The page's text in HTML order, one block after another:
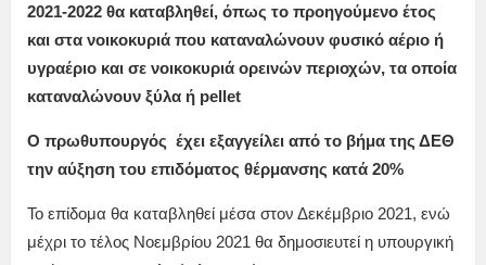
2021-2022 θα καταβληθεί, όπως το προηγούμενο έτος
και στα νοικοκυριά που καταναλώνουν φυσικό αέριο ή
υγραέριο και σε νοικοκυριά ορεινών περιοχών, τα οποία
καταναλώνουν ξύλα ή pellet
Ο πρωθυπουργός έχει εξαγγείλει από το βήμα της ΔΕΘ
την αύξηση του επιδόματος θέρμανσης κατά 20%
Το επίδομα θα καταβληθεί μέσα στον Δεκέμβριο 2021, ενώ
μέχρι το τέλος Νοεμβρίου 2021 θα δημοσιευτεί η υπουργική